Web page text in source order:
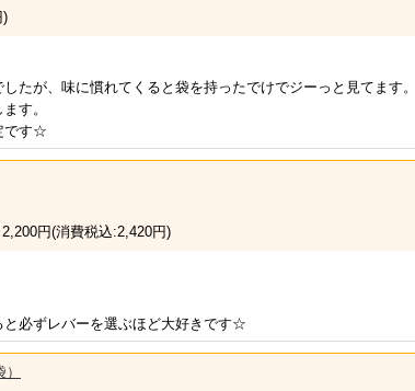
)
たが、味に慣れてくると袋を持ったでけでジーっと見てます。
す。
です☆
円(消費税込:2,420円)
必ずレバーを選ぶほど大好きです☆